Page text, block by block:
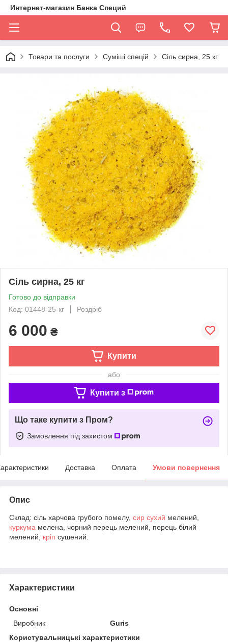
Интернет-магазин Банка Специй
Товари та послуги Суміші спецій Сіль сирна, 25 кг
Сіль сирна, 25 кг
Готово до відправки
Код: 01448-25-кг
Роздріб
6 000 ₴
Купити
або
Купити з
Що таке купити з Пром?
Замовлення під захистом
Доставка Оплата Умови повернення
Опис
Склад: сіль харчова грубого помелу, сир сухий мелений,
куркума мелена, чорний перець мелений, перець білий
мелений, кріп сушений.
Характеристики
Основні
Виробник
Guris
Користувальницькі характеристики